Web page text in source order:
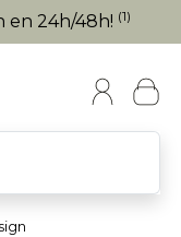
en 24h/48h! (1)